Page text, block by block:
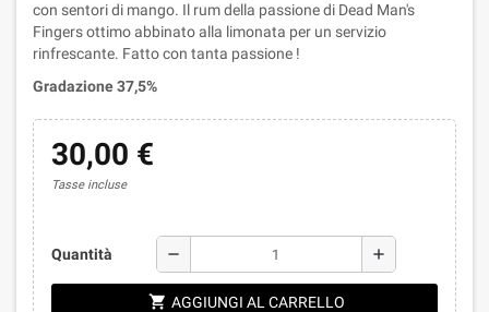
con sentori di mango. Il rum della passione di Dead Man's
Fingers ottimo abbinato alla limonata per un servizio
rinfrescante. Fatto con tanta passione !
Gradazione 37,5%
30,00 €
Tasse incluse
Quantità remove add
shopping_cart AGGIUNGI AL CARRELLO